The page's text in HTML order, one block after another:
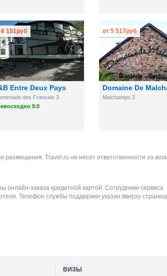
Entre Deux Pays
des Francais 3
9.0
6 151руб
Domaine De
Malchamps 2
от5 517руб
размещения. Travel.ru не несет ответственности за
заказа кредитной картой. Сотрудники сервиса
Телефон службы поддержки указан вверху
ВИЗЫ